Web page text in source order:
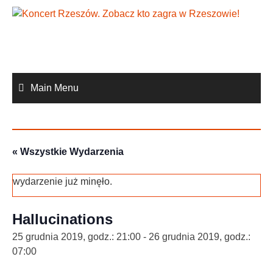
Skip
Main Menu
« Wszystkie Wydarzenia
wydarzenie już minęło.
Hallucinations
25 grudnia 2019, godz.: 21:00 - 26 grudnia 2019, godz.:
07:00